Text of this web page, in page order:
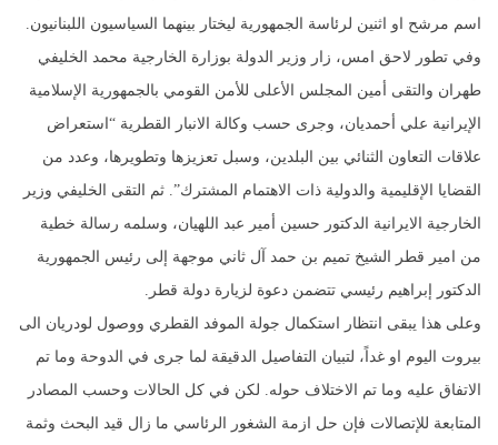
اسم مرشح او اثنين لرئاسة الجمهورية ليختار بينهما السياسيون اللبنانيون.
وفي تطور لاحق امس، زار وزير الدولة بوزارة الخارجية محمد الخليفي
طهران والتقى أمين المجلس الأعلى للأمن القومي بالجمهورية الإسلامية
الإيرانية علي أحمديان، وجرى حسب وكالة الانبار القطرية “استعراض
علاقات التعاون الثنائي بين البلدين، وسبل تعزيزها وتطويرها، وعدد من
القضايا الإقليمية والدولية ذات الاهتمام المشترك”. ثم التقى الخليفي وزير
الخارجية الايرانية الدكتور حسين أمير عبد اللهيان، وسلمه رسالة خطية
من امير قطر الشيخ تميم بن حمد آل ثاني موجهة إلى رئيس الجمهورية
الدكتور إبراهيم رئيسي تتضمن دعوة لزيارة دولة قطر.
وعلى هذا يبقى انتظار استكمال جولة الموفد القطري ووصول لودريان الى
بيروت اليوم او غداً، لتبيان التفاصيل الدقيقة لما جرى في الدوحة وما تم
الاتفاق عليه وما تم الاختلاف حوله. لكن في كل الحالات وحسب المصادر
المتابعة للإتصالات فإن حل ازمة الشغور الرئاسي ما زال قيد البحث وثمة